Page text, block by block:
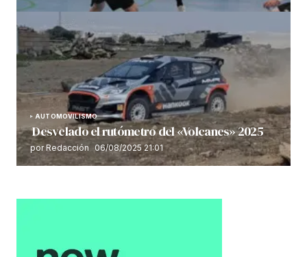
AUTOMOVILISMO
Desvelado el rutómetro del «Volcanes» 2025
por Redacción 06/08/2025 21:01